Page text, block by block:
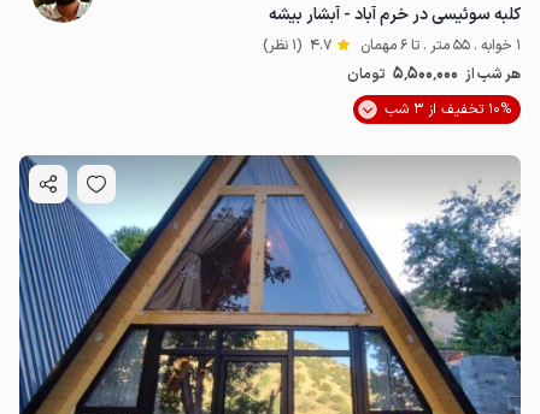
کلبه سوئیسی در خرم آباد - آبشار بیشه
1 خوابه . 55 متر . تا 6 مهمان 4.7 (1 نظر)
هر شب از 5٬500٬000 تومان
10% تخفیف از 3 شب